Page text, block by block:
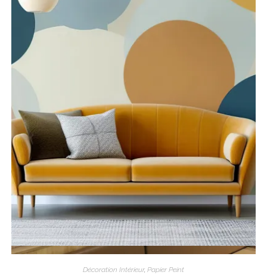
Vue rapide
Décoration Intérieur, Papier Peint